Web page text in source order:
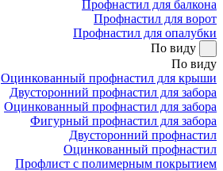
Профнастил для балкона
Профнастил для ворот
Профнастил для опалубки
По виду
По виду
Оцинкованный профнастил для крыши
Двусторонний профнастил для забора
Оцинкованный профнастил для забора
Фигурный профнастил для забора
Двусторонний профнастил
Оцинкованный профнастил
Профлист с полимерным покрытием